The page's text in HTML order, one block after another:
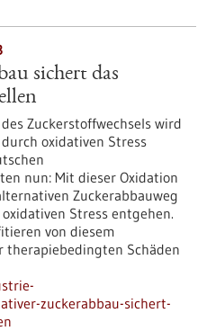
sichert das
Zuckerstoffwechsels wird
oxidativen Stress
nun: Mit dieser Oxidation
Zuckerabbauweg
Stress entgehen.
von diesem
therapiebedingten Schäden
zuckerabbau-sichert-